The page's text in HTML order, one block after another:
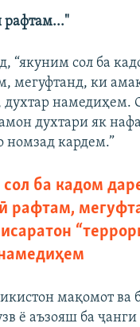
рафтам..."
“якуним сол ба
мегуфтанд, ки
духтар намедиҳем.
духтари як
кардем.”
ба кадом
рафтам,
мақомот ва
ё аъзояш ба ҷанги